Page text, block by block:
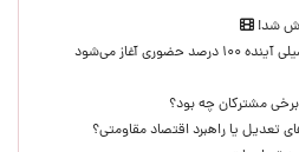
شد!
آغاز می‌شود
مشترکان چه بود؟
تعدیل یا راهبرد اقتصاد مقاومتی؟